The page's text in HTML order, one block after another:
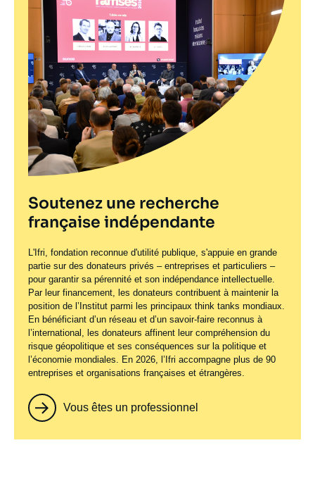
Soutenez une recherche
française indépendante
L'Ifri, fondation reconnue d'utilité publique, s'appuie en grande
partie sur des donateurs privés – entreprises et particuliers –
pour garantir sa pérennité et son indépendance intellectuelle.
Par leur financement, les donateurs contribuent à maintenir la
position de l’Institut parmi les principaux think tanks mondiaux.
En bénéficiant d’un réseau et d’un savoir-faire reconnus à
l’international, les donateurs affinent leur compréhension du
risque géopolitique et ses conséquences sur la politique et
l’économie mondiales. En 2026, l’Ifri accompagne plus de 90
entreprises et organisations françaises et étrangères.
Vous êtes un professionnel